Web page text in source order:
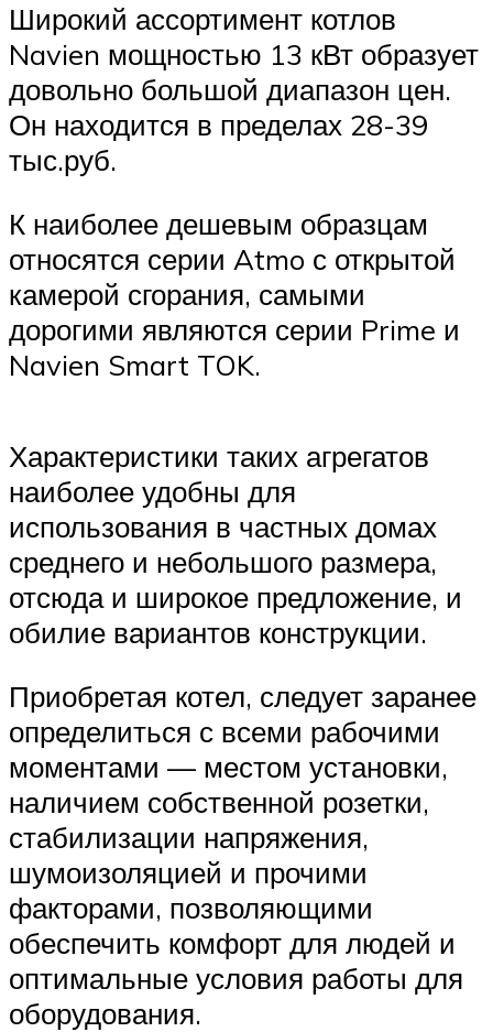
Широкий ассортимент котлов
Navien мощностью 13 кВт образует
довольно большой диапазон цен.
Он находится в пределах 28-39
тыс.руб.
К наиболее дешевым образцам
относятся серии Atmo с открытой
камерой сгорания, самыми
дорогими являются серии Prime и
Navien Smart TOK.
Характеристики таких агрегатов
наиболее удобны для
использования в частных домах
среднего и небольшого размера,
отсюда и широкое предложение, и
обилие вариантов конструкции.
Приобретая котел, следует заранее
определиться с всеми рабочими
моментами — местом установки,
наличием собственной розетки,
стабилизации напряжения,
шумоизоляцией и прочими
факторами, позволяющими
обеспечить комфорт для людей и
оптимальные условия работы для
оборудования.